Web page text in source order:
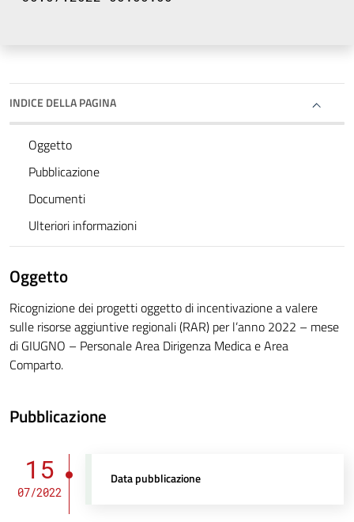
INDICE DELLA PAGINA
Oggetto
Pubblicazione
Documenti
Ulteriori informazioni
Oggetto
Ricognizione dei progetti oggetto di incentivazione a valere
sulle risorse aggiuntive regionali (RAR) per l’anno 2022 – mese
di GIUGNO – Personale Area Dirigenza Medica e Area
Comparto.
Pubblicazione
15
07/2022
Data pubblicazione